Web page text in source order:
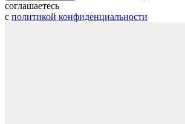
соглашаетесь
с политикой конфиденциальности